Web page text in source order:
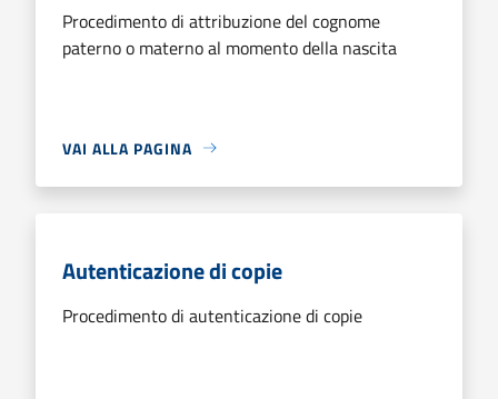
Procedimento di attribuzione del cognome
paterno o materno al momento della nascita
VAI ALLA PAGINA
Autenticazione di copie
Procedimento di autenticazione di copie